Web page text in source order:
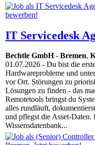
IT Servicedesk
Bechtle GmbH- Bremen,
01.07.2026 - Du bist die
Hardwareprobleme und
vor Ort. Störungen zu
Lösungen zu finden - das
Remotetools bringst du
alles rundläuft,
und pflegst die Asset-
Wissensdatenbank...